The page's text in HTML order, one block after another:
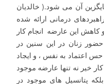
آن می شود.( خالدیان
، 93) یکی از راهبردهای درمانی ارائه شده
این عارضه انجام کار
زنان در این سنین در
اعتماد به نفس ، و ایجاد
خیر نه تنها عارضه موجود
پتانسیل های موجود در